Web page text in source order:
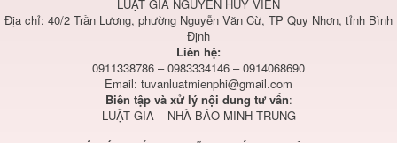
LUẬT GIA NGUYỄN HUY VIỄN
Địa chỉ: 40/2 Trần Lương, phường Nguyễn Văn Cừ, TP Quy Nhơn, tỉnh Bình
Định
Liên hệ:
0911338786 – 0983334146 – 0914068690
Email: tuvanluatmienphi@gmail.com
Biên tập và xử lý nội dung tư vấn:
LUẬT GIA – NHÀ BÁO MINH TRUNG